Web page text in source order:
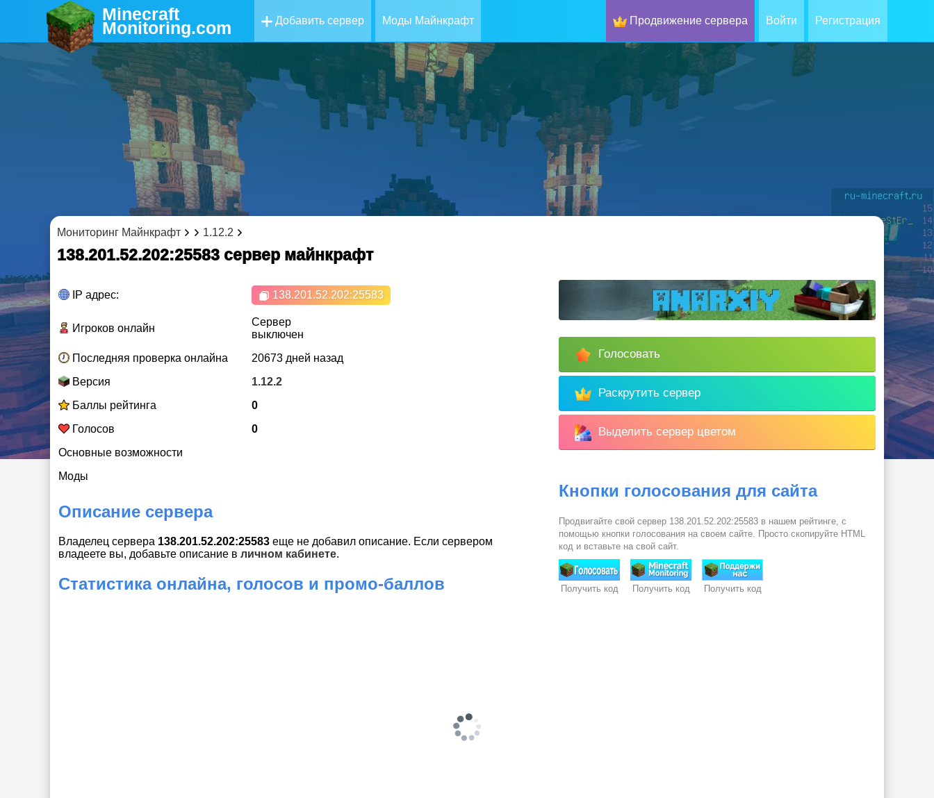
Minecraft
Monitoring.com Добавить сервер Моды Майнкрафт Продвижение сервера Войти Регистрация
Мониторинг Майнкрафт 1.12.2
138.201.52.202:25583 cервер майнкрафт
IP адрес: 138.201.52.202:25583
Игроков онлайн
Сервер
выключен
Последняя проверка онлайна
20673 дней назад
Версия
1.12.2
Баллы рейтинга
0
Голосов
0
Основные возможности
Моды
Описание сервера
Владелец сервера 138.201.52.202:25583 еще не добавил описание. Если сервером
владеете вы, добавьте описание в личном кабинете.
Статистика онлайна, голосов и промо-баллов
Голосовать
Раскрутить сервер
Выделить сервер цветом
Кнопки голосования для сайта
Продвигайте свой сервер 138.201.52.202:25583 в нашем рейтинге, с
помощью кнопки голосования на своем сайте. Просто скопируйте HTML
код и вставьте на свой сайт.
Получить код Получить код Получить код